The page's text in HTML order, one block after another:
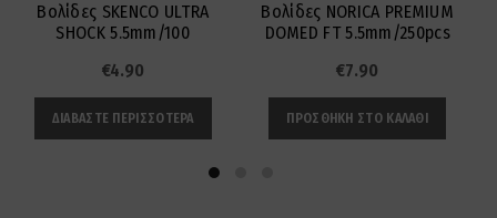
Βολίδες SKENCO ULTRA
SHOCK 5.5mm/100
€4.90
ΔΙΑΒΆΣΤΕ ΠΕΡΙΣΣΌΤΕΡΑ
Βολίδες NORICA PREMIUM
DOMED FT 5.5mm/250pcs
€7.90
ΠΡΟΣΘΉΚΗ ΣΤΟ ΚΑΛΆΘΙ